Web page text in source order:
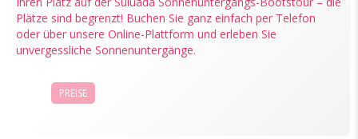
Plätze sind begrenzt! Buchen Sie ganz einfach per Telefon
oder über unsere Online-Plattform und erleben Sie
unvergessliche Sonnenuntergänge.
JETZT KAUFEN